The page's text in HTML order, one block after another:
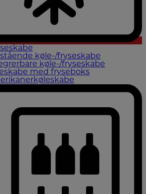
køle-/fryseskabe
køle-/fryseskabe
med fryseboks